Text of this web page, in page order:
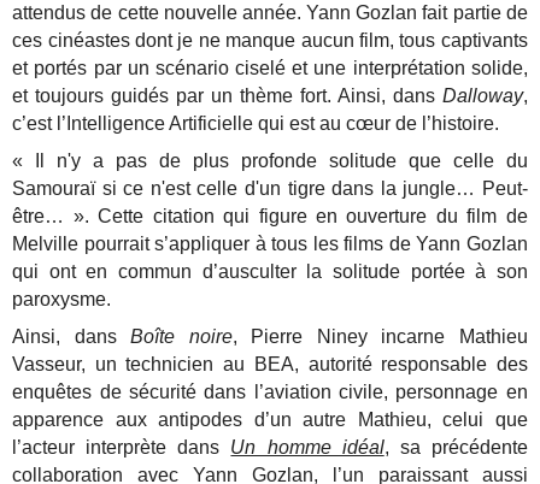
attendus de cette nouvelle année. Yann Gozlan fait partie de
ces cinéastes dont je ne manque aucun film, tous captivants
et portés par un scénario ciselé et une interprétation solide,
et toujours guidés par un thème fort. Ainsi, dans Dalloway,
c’est l’Intelligence Artificielle qui est au cœur de l’histoire.
« Il n'y a pas de plus profonde solitude que celle du
Samouraï si ce n'est celle d'un tigre dans la jungle… Peut-
être… ». Cette citation qui figure en ouverture du film de
Melville pourrait s’appliquer à tous les films de Yann Gozlan
qui ont en commun d’ausculter la solitude portée à son
paroxysme.
Ainsi, dansBoîte noire, Pierre Niney incarne Mathieu
Vasseur, un technicien au BEA, autorité responsable des
enquêtes de sécurité dans l’aviation civile, personnage en
apparence aux antipodes d’un autre Mathieu, celui que
l’acteur interprète dans Un homme idéal, sa précédente
collaboration avec Yann Gozlan, l’un paraissant aussi